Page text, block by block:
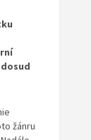
dosud
žánru